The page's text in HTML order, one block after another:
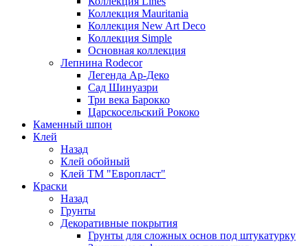
Коллекция Mauritania
Коллекция New Art Deco
Коллекция Simple
Основная коллекция
Лепнина Rodecor
Легенда Ар-Деко
Сад Шинуазри
Три века Барокко
Царскосельский Рококо
Каменный шпон
Клей
Назад
Клей обойный
Клей ТМ "Европласт"
Краски
Назад
Грунты
Декоративные покрытия
Грунты для сложных основ под штукатурку